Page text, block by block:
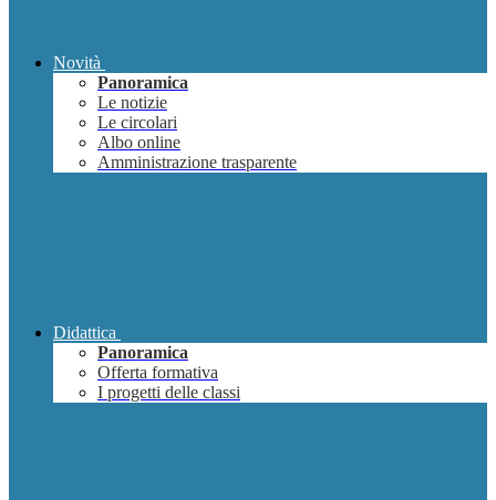
Novità
Panoramica
Le notizie
Le circolari
Albo online
Amministrazione trasparente
Didattica
Panoramica
Offerta formativa
I progetti delle classi